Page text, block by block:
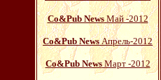
Со&Pub NewsМай -2012
Со&Pub NewsАпрель-2012
Со&Pub NewsМарт -2012